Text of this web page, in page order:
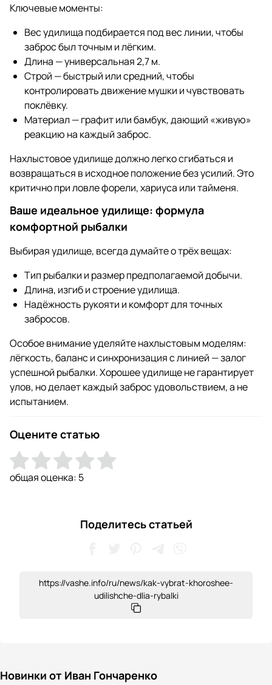
Ключевые моменты:
Вес удилища подбирается под вес линии, чтобы
заброс был точным и лёгким.
Длина — универсальная 2,7 м.
Строй — быстрый или средний, чтобы
контролировать движение мушки и чувствовать
поклёвку.
Материал — графит или бамбук, дающий «живую»
реакцию на каждый заброс.
Нахлыстовое удилище должно легко сгибаться и
возвращаться в исходное положение без усилий. Это
критично при ловле форели, хариуса или тайменя.
Ваше идеальное удилище: формула
комфортной рыбалки
Выбирая удилище, всегда думайте о трёх вещах:
Тип рыбалки и размер предполагаемой добычи.
Длина, изгиб и строение удилища.
Надёжность рукояти и комфорт для точных
забросов.
Особое внимание уделяйте нахлыстовым моделям:
лёгкость, баланс и синхронизация с линией — залог
успешной рыбалки. Хорошее удилище не гарантирует
улов, но делает каждый заброс удовольствием, а не
испытанием.
Оцените статью
общая оценка: 5
Поделитесь статьей
https://vashe.info/ru/news/kak-vybrat-khoroshee-
udilishche-dlia-rybalki
Новинки от Иван Гончаренко